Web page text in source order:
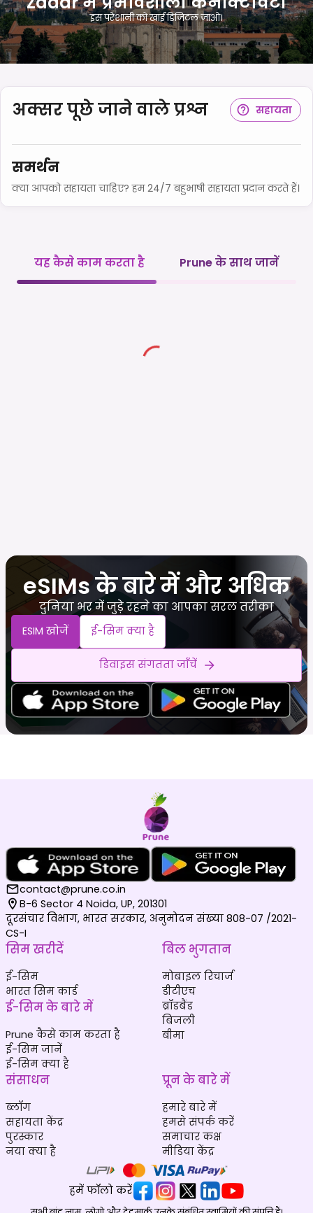
इस परेशानी को खाई डिजिटल जाओ।
अक्सर पूछे जाने वाले प्रश्न सहायता
समर्थन
क्या आपको सहायता चाहिए? हम 24/7 बहुभाषी सहायता प्रदान करते हैं।
यह कैसे काम करता है Prune के साथ जानें
eSIMs के बारे में और अधिक
दुनिया भर में जुड़े रहने का आपका सरल तरीका
ESIM खोजें ई-सिम क्या है
डिवाइस संगतता जाँचें
contact@prune.co.in
B-6 Sector 4 Noida, UP, 201301
दूरसंचार विभाग, भारत सरकार, अनुमोदन संख्या 808-07 /2021-
CS-I
सिम खरीदें
ई-सिम
भारत सिम कार्ड
ई-सिम के बारे में
Prune कैसे काम करता है
ई-सिम जानें
ई-सिम क्या है
बिल भुगतान
मोबाइल रिचार्ज
डीटीएच
ब्रॉडबैंड
बिजली
बीमा
संसाधन
ब्लॉग
सहायता केंद्र
पुरस्कार
नया क्या है
प्रून के बारे में
हमारे बारे में
हमसे संपर्क करें
समाचार कक्ष
मीडिया केंद्र
हमें फॉलो करें